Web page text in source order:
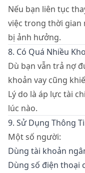
Nếu bạn liên tục
việc trong thời gian
bị ảnh hưởng.
8. Có Quá Nhiều
Dù bạn vẫn trả nợ
khoản vay cũng
Lý do là áp lực tài
lúc nào.
9. Sử Dụng Thông
Một số người:
Dùng tài khoản
Dùng số điện thoại